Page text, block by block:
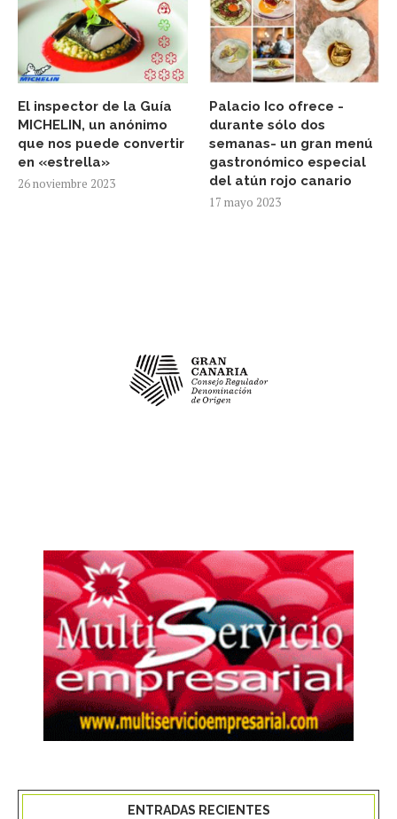
El inspector de la Guía
MICHELIN, un anónimo
que nos puede convertir
en «estrella»
26 noviembre 2023
Palacio Ico ofrece -
durante sólo dos
semanas- un gran menú
gastronómico especial
del atún rojo canario
17 mayo 2023
ENTRADAS RECIENTES